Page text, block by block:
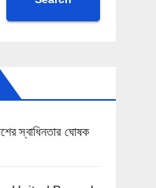
স্বাধিনতার ঘোষক